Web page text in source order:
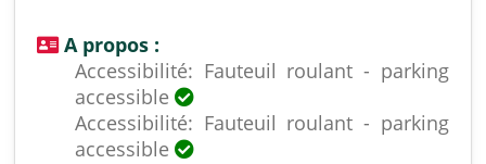
A propos :
Accessibilité: Fauteuil roulant - parking
accessible
Accessibilité: Fauteuil roulant - parking
accessible